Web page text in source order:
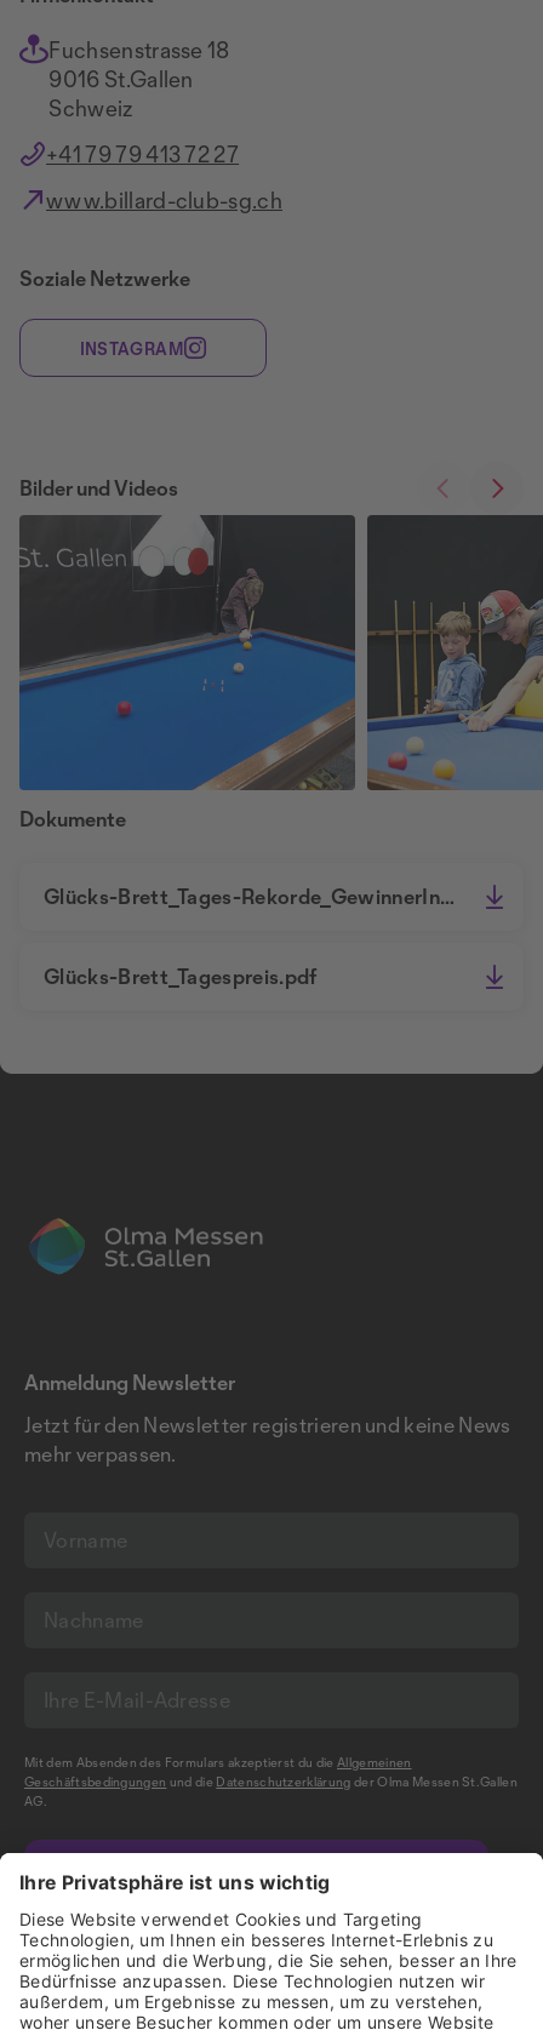
Fuchsenstrasse 18
9016 St.Gallen
Schweiz
+41 79 79 413 72 27
www.billard-club-sg.ch
Soziale Netzwerke
INSTAGRAM
Bilder und Videos
Dokumente
Glücks-Brett_Tages-Rekorde_GewinnerInnen.pdf
Glücks-Brett_Tagespreis.pdf
Anmeldung Newsletter
Jetzt für den Newsletter registrieren und keine News
mehr verpassen.
Mit dem Absenden des Formulars akzeptierst du dieAllgemeinen
Geschäftsbedingungen und die Datenschutzerklärung der Olma Messen St.Gallen
AG.